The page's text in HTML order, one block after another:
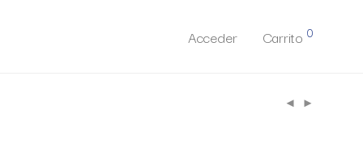
Acceder Carrito 0